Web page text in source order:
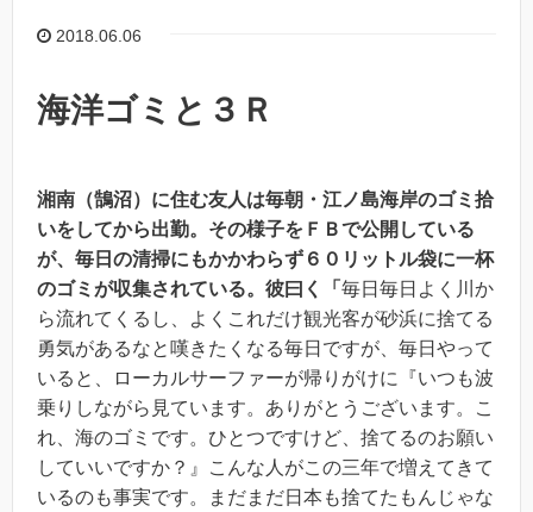
2018.06.06
海洋ゴミと３Ｒ
湘南（鵠沼）に住む友人は毎朝・江ノ島海岸のゴミ拾
いをしてから出勤。その様子をＦＢで公開している
が、毎日の清掃にもかかわらず６０リットル袋に一杯
のゴミが収集されている。彼曰く「 毎日毎日よく川か
ら流れてくるし、よくこれだけ観光客が砂浜に捨てる
勇気があるなと嘆きたくなる毎日ですが、毎日やって
いると、ローカルサーファーが帰りがけに『いつも波
乗りしながら見ています。ありがとうございます。こ
れ、海のゴミです。ひとつですけど、捨てるのお願い
していいですか？』こんな人がこの三年で増えてきて
いるのも事実です。まだまだ日本も捨てたもんじゃな